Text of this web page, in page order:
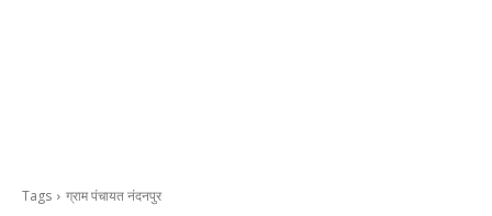
Tags ग्राम पंचायत नंदनपुर